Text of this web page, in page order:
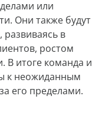
или
Они также будут
в
ростом
В итоге команда и
к неожиданным
его пределами.